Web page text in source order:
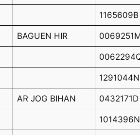
1165609B
BAGUEN HIR
1291044N
AR JOG BIHAN 0432171D
1014396N